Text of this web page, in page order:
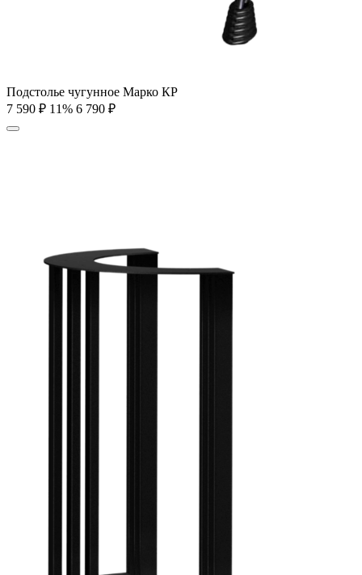
Подстолье чугунное Марко КР
7 590 ₽ 11% 6 790 ₽